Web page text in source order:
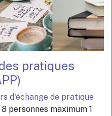
pratiques
d'échange de pratique
personnes maximum 1